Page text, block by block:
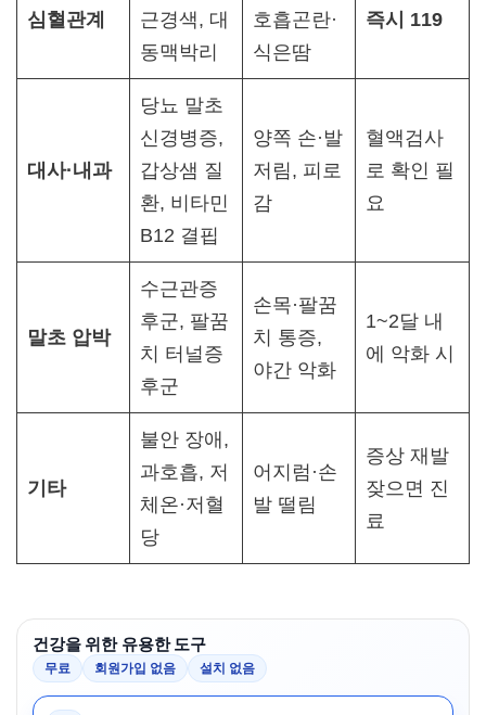
심혈관계
근경색, 대
동맥박리
호흡곤란·
식은땀
즉시 119
대사·내과
당뇨 말초
신경병증,
갑상샘 질
환, 비타민
B12 결핍
양쪽 손·발
저림, 피로
감
혈액검사
로 확인 필
요
말초 압박
수근관증
후군, 팔꿈
치 터널증
후군
손목·팔꿈
치 통증,
야간 악화
1~2달 내
에 악화 시
기타
불안 장애,
과호흡, 저
체온·저혈
당
어지럼·손
발 떨림
증상 재발
잦으면 진
료
건강을 위한 유용한 도구
무료 회원가입 없음 설치 없음